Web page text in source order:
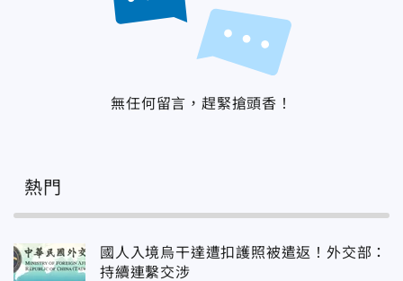
無任何留言，趕緊搶頭香！
熱門
國人入境烏干達遭扣護照被遣返！外交部：
持續連繫交涉